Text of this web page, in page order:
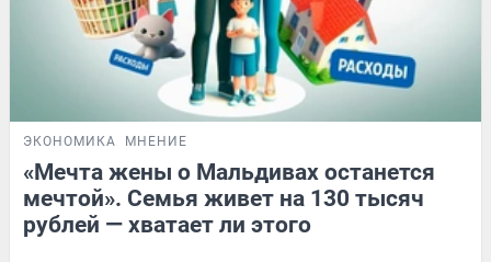
ЭКОНОМИКА МНЕНИЕ
«Мечта жены о Мальдивах останется
мечтой». Семья живет на 130 тысяч
рублей — хватает ли этого